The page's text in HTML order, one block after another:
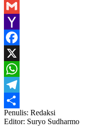
Gmail
Yahoo
Mail
Facebook
X
WhatsApp
Telegram
Share
Penulis: Redaksi
Editor: Suryo Sudharmo